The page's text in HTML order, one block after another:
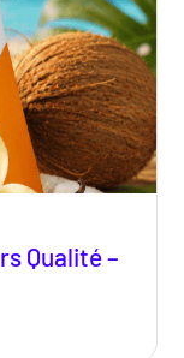
Qualité –